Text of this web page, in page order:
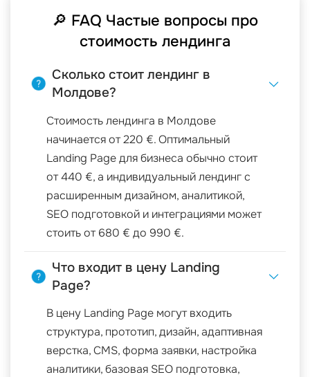
🔎 FAQ Частые вопросы про
стоимость лендинга
Сколько стоит лендинг в
Молдове?
Стоимость лендинга в Молдове
начинается от 220 €. Оптимальный
Landing Page для бизнеса обычно стоит
от 440 €, а индивидуальный лендинг с
расширенным дизайном, аналитикой,
SEO подготовкой и интеграциями может
стоить от 680 € до 990 €.
Что входит в цену Landing
Page?
В цену Landing Page могут входить
структура, прототип, дизайн, адаптивная
верстка, CMS, форма заявки, настройка
аналитики, базовая SEO подготовка,